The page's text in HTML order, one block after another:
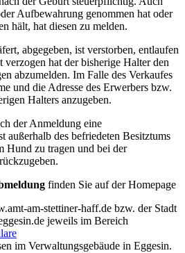
Aufbewahrung genommen hat oder
hält, hat diesen zu melden.
abgegeben, ist verstorben, entlaufen
verzogen hat der bisherige Halter den
abzumelden. Im Falle des Verkaufes
und die Adresse des Erwerbers bzw.
Halters anzugeben.
der Anmeldung eine
außerhalb des befriedeten Besitztums
Hund zu tragen und bei der
finden Sie auf der Homepage
am-stettiner-haff.de bzw. der Stadt
jeweils im Bereich
im Verwaltungsgebäude in Eggesin.